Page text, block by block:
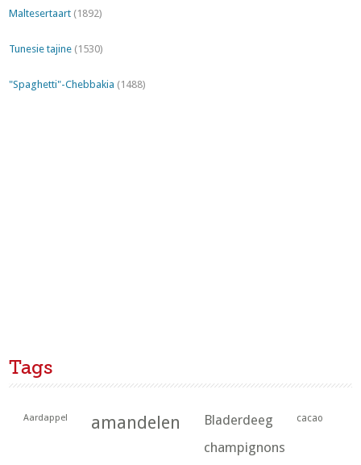
Maltesertaart (1892)
Tunesie tajine (1530)
"Spaghetti"-Chebbakia (1488)
Tags
Aardappel amandelen Bladerdeeg cacao
champignons